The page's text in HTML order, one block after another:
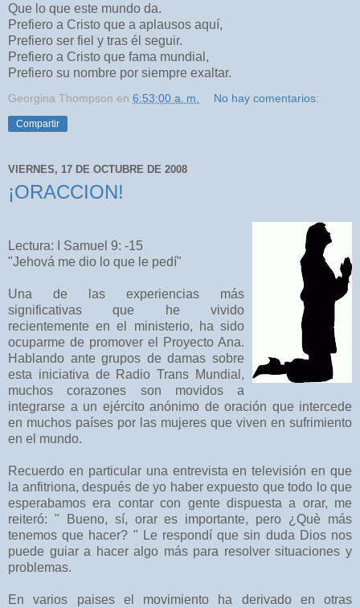
Que lo que este mundo da.
Prefiero a Cristo que a aplausos aquí,
Prefiero ser fiel y tras él seguir.
Prefiero a Cristo que fama mundial,
Prefiero su nombre por siempre exaltar.
Georgina Thompson en 6:53:00 a. m. No hay comentarios:
Compartir
VIERNES, 17 DE OCTUBRE DE 2008
¡ORACCION!
Lectura: I Samuel 9: -15
"Jehová me dio lo que le pedí"
Una de las experiencias más
significativas que he vivido
recientemente en el ministerio, ha sido
ocuparme de promover el Proyecto Ana.
Hablando ante grupos de damas sobre
esta iniciativa de Radio Trans Mundial,
muchos corazones son movidos a
integrarse a un ejército anónimo de oración que intercede
en muchos países por las mujeres que viven en sufrimiento
en el mundo.
Recuerdo en particular una entrevista en televisión en que
la anfitriona, después de yo haber expuesto que todo lo que
esperabamos era contar con gente dispuesta a orar, me
reiteró: " Bueno, sí, orar es importante, pero ¿Què más
tenemos que hacer? " Le respondí que sin duda Dios nos
puede guiar a hacer algo más para resolver situaciones y
problemas.
En varios paises el movimiento ha derivado en otras